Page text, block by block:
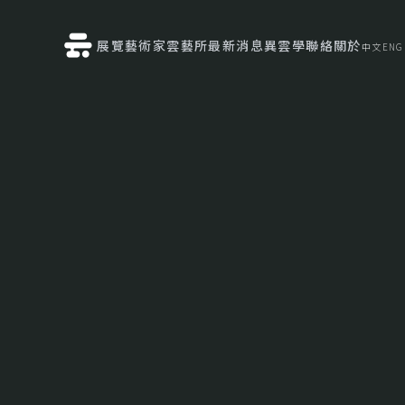
展覽藝術家雲藝所最新消息異雲學聯絡關於中文